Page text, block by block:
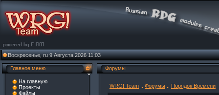
Воскресенье, ru 9 Августа 2026 11:03
Главное меню
На главную
Проекты
Файлы
Форумы
WRG! Team :: Форумы :: Порядок Времени